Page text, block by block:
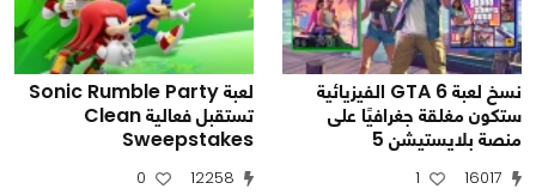
نسخ لعبة GTA 6 الفيزيائية
ستكون مغلقة جغرافيًا على
منصة بلايستيشن 5
16017
1
لعبة Sonic Rumble Party
تستقبل فعالية Clean
Sweepstakes
12258
0